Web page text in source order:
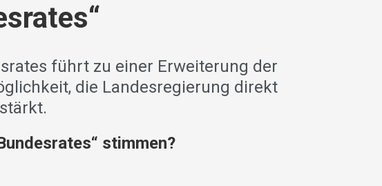
führt zu einer Erweiterung der
die Landesregierung direkt
stimmen?